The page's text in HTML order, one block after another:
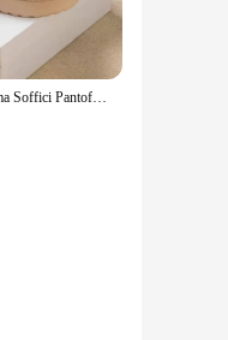
2025 Piattaforma Soffici Pantofole Donna/Uomo Casa Appartamenti Moda Peluche Scarpe Invernali Donna Casa Elegante Calzature Casual di Grandi Dimensioni